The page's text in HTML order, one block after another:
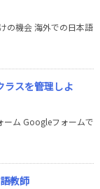
の機会 海外での日本語
スを管理しよ
ーム Googleフォームで
教師